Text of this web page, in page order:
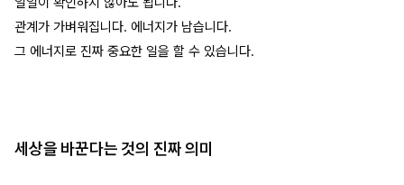
관계가 가벼워집니다. 에너지가 남습니다.
그 에너지로 진짜 중요한 일을 할 수 있습니다.
세상을 바꾼다는 것의 진짜 의미